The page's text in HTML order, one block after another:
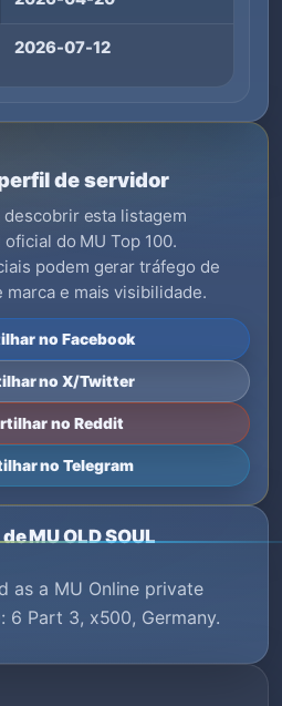
2026-07-12
de servidor
esta listagem
do MU Top 100.
podem gerar tráfego de
e mais visibilidade.
no Facebook
no X/Twitter
no Reddit
no Telegram
MU OLD SOUL
as a MU Online private
6 Part 3, x500, Germany.